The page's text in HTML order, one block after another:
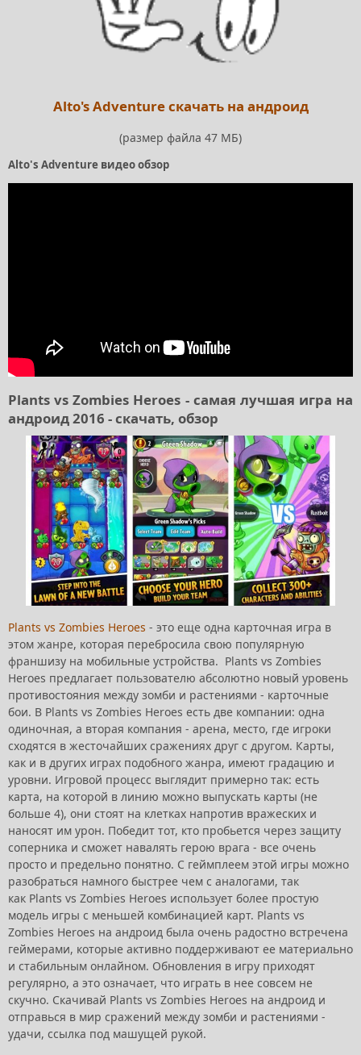
Alto's Adventure скачать на андроид
(размер файла 47 МБ)
Alto's Adventure видео обзор
Plants vs Zombies Heroes - самая лучшая игра на
андроид 2016 - скачать, обзор
Plants vs Zombies Heroes - это еще одна карточная игра в
этом жанре, которая перебросила свою популярную
франшизу на мобильные устройства. Plants vs Zombies
Heroes предлагает пользователю абсолютно новый уровень
противостояния между зомби и растениями - карточные
бои. В Plants vs Zombies Heroes есть две компании: одна
одиночная, а вторая компания - арена, место, где игроки
сходятся в жесточайших сражениях друг с другом. Карты,
как и в других играх подобного жанра, имеют градацию и
уровни. Игровой процесс выглядит примерно так: есть
карта, на которой в линию можно выпускать карты (не
больше 4), они стоят на клетках напротив вражеских и
наносят им урон. Победит тот, кто пробьется через защиту
соперника и сможет навалять герою врага - все очень
просто и предельно понятно. С геймплеем этой игры можно
разобраться намного быстрее чем с аналогами, так
как Plants vs Zombies Heroes использует более простую
модель игры с меньшей комбинацией карт. Plants vs
Zombies Heroes на андроид была очень радостно встречена
геймерами, которые активно поддерживают ее материально
и стабильным онлайном. Обновления в игру приходят
регулярно, а это означает, что играть в нее совсем не
скучно. Скачивай Plants vs Zombies Heroes на андроид и
отправься в мир сражений между зомби и растениями -
удачи, ссылка под машущей рукой.